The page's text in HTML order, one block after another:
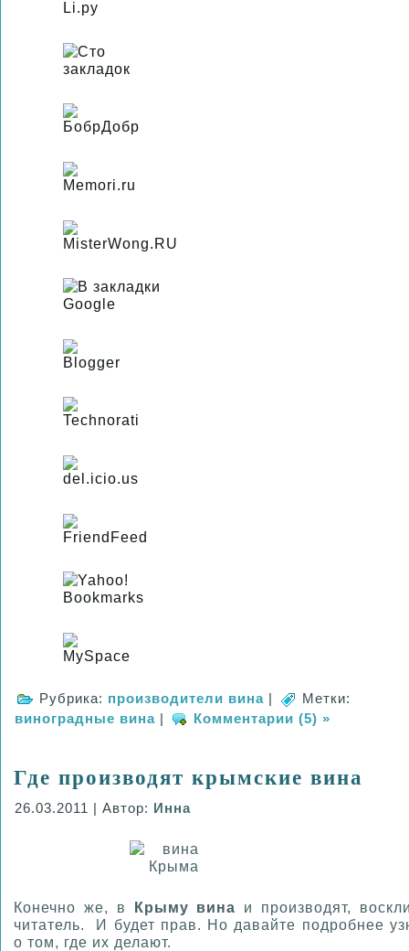
Рубрика: производители вина |
Метки:
виноградные вина | Комментарии (5) »
Где производят крымские вина
26.03.2011 | Автор: Инна
Конечно же, в Крыму вина и производят,
читатель. И будет прав. Но давайте подробнее
о том, где их делают.